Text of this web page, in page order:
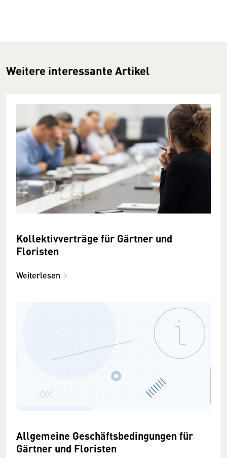
Weitere interessante Artikel
Kollektivverträge für Gärtner und
Floristen
Weiterlesen
Allgemeine Geschäftsbedingungen für
Gärtner und Floristen